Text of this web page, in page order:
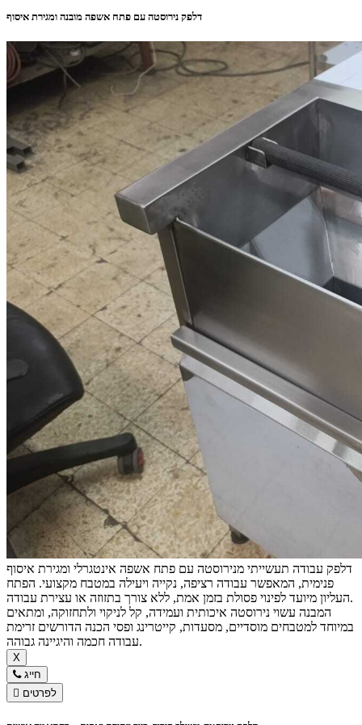
דלפק נירוסטה עם פתח אשפה מובנה ומגירת איסוף
דלפק עבודה תעשייתי מנירוסטה עם פתח אשפה אינטגרלי ומגירת איסוף
פנימית, המאפשר עבודה רציפה, נקייה ויעילה במטבח מקצועי. הפתח
העליון מיועד לפינוי פסולת בזמן אמת, ללא צורך בתזוזה או עצירת עבודה.
המבנה עשוי נירוסטה איכותית ועמידה, קל לניקוי ולתחזוקה, ומתאים
במיוחד למטבחים מוסדיים, מסעדות, קייטרינג ופסי הכנה הדורשים זרימת
עבודה חכמה והיגיינה גבוהה.
X
חייג
לפרטים